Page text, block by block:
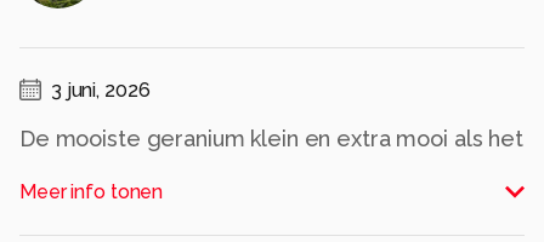
3 juni, 2026
De mooiste geranium klein en extra mooi als het
Meer info tonen